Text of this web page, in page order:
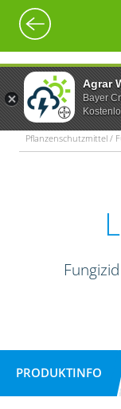
Agrar
Bayer
Pflanzenschutzmittel /
PRODUKTINFO